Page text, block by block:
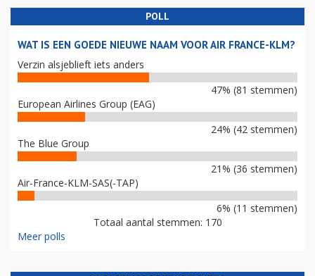
POLL
WAT IS EEN GOEDE NIEUWE NAAM VOOR AIR FRANCE-KLM?
Verzin alsjeblieft iets anders
47% (81 stemmen)
European Airlines Group (EAG)
24% (42 stemmen)
The Blue Group
21% (36 stemmen)
Air-France-KLM-SAS(-TAP)
6% (11 stemmen)
Totaal aantal stemmen: 170
Meer polls